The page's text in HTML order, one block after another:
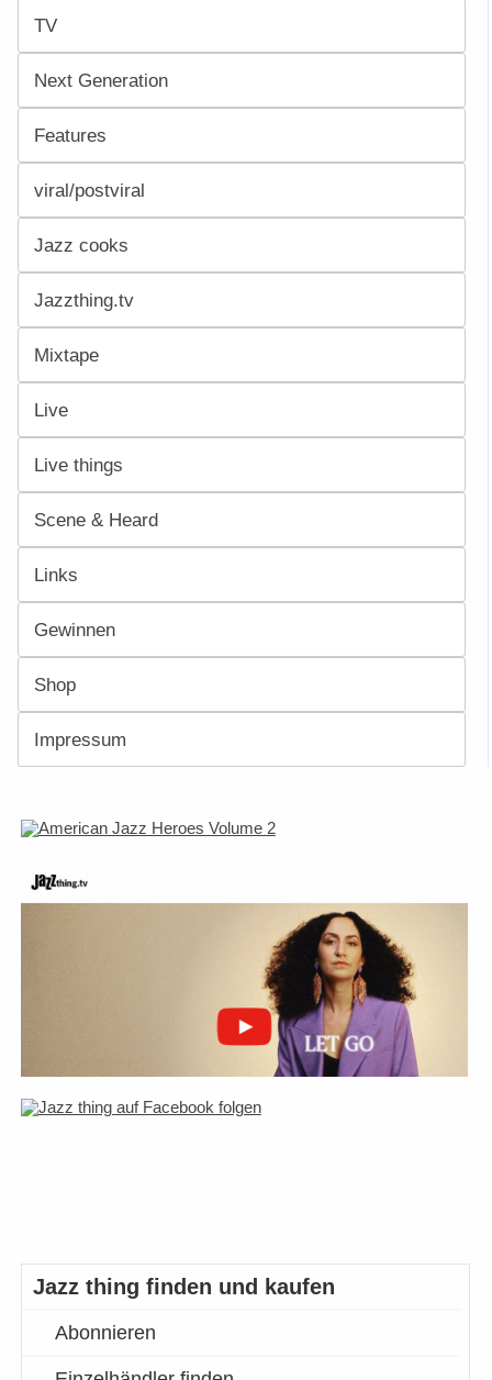
TV
Next Generation
Features
viral/postviral
Jazz cooks
Jazzthing.tv
Mixtape
Live
Live things
Scene & Heard
Links
Gewinnen
Shop
Impressum
Jazz thing finden und kaufen
Abonnieren